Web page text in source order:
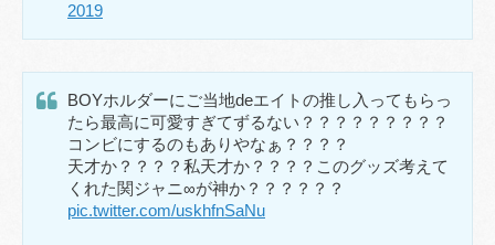
2019
BOYホルダーにご当地deエイトの推し入ってもらっ
たら最高に可愛すぎてずるない？？？？？？？？？
コンビにするのもありやなぁ？？？？
天才か？？？？私天才か？？？？このグッズ考えて
くれた関ジャニ∞が神か？？？？？？
pic.twitter.com/uskhfnSaNu